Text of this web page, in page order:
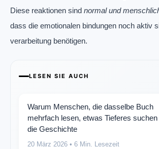
Diese reaktionen sind normal und
dass die emotionalen bindungen noch aktiv
verarbeitung benötigen.
LESEN SIE AUCH
Warum Menschen, die dasselbe Buch
mehrfach lesen, etwas Tieferes
die Geschichte
20 März 2026 • 6 Min. Lesezeit